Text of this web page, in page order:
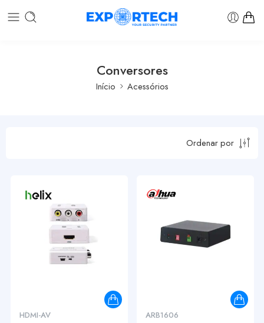
Conversores
Início Acessórios
Ordenar por
HDMI-AV ARB1606